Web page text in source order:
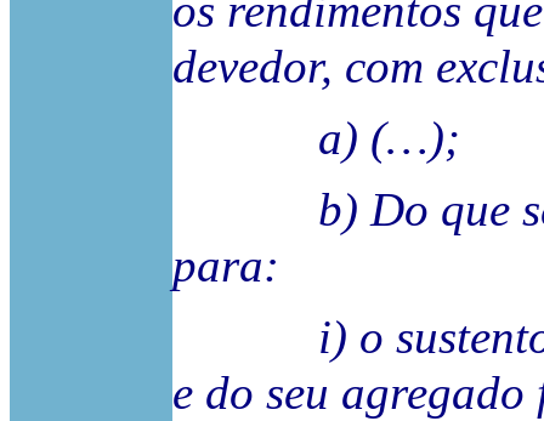
os rendimentos
devedor, com
a) (…);
b) Do que seja
para:
i) o sustento
e do seu